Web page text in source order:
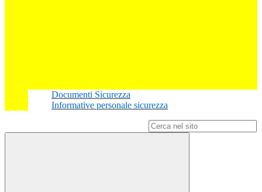
Documenti Sicurezza
Informative personale sicurezza